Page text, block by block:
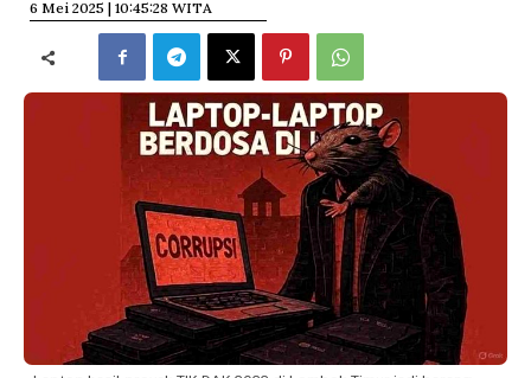
​6 Mei 2025 | 10:45:28 WITA